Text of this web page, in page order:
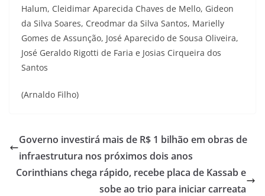
Halum, Cleidimar Aparecida Chaves de Mello, Gideon
da Silva Soares, Creodmar da Silva Santos, Marielly
Gomes de Assunção, José Aparecido de Sousa Oliveira,
José Geraldo Rigotti de Faria e Josias Cirqueira dos
Santos
(Arnaldo Filho)
Governo investirá mais de R$ 1 bilhão em obras de
infraestrutura nos próximos dois anos
Corinthians chega rápido, recebe placa de Kassab e
sobe ao trio para iniciar carreata